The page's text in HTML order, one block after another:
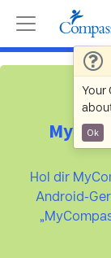
Your
Ok
Hol dir
Android-